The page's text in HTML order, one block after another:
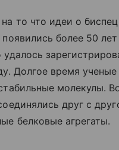
то что идеи о
появились более 50
удалось
Долгое время
молекулы.
друг с
белковые агрегаты.